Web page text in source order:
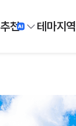
추천 테마지역